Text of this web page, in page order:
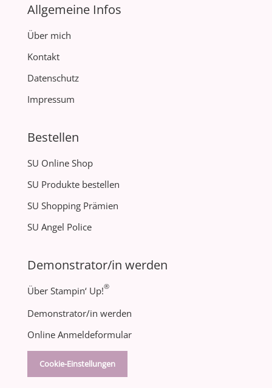
Allgemeine Infos
Über mich
Kontakt
Datenschutz
Impressum
Bestellen
SU Online Shop
SU Produkte bestellen
SU Shopping Prämien
SU Angel Police
Demonstrator/in werden
Über Stampin‘ Up!®
Demonstrator/in werden
Online Anmeldeformular
Cookie-Einstellungen